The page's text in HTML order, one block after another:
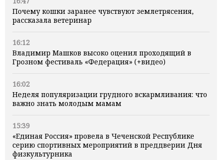
Почему кошки заранее чувствуют землетрясения,
рассказала ветеринар
16:12
Владимир Машков высоко оценил проходящий в
Грозном фестиваль «Федерация» (+видео)
16:02
Неделя популяризации грудного вскармливания: что
важно знать молодым мамам
15:39
«Единая Россия» провела в Чеченской Республике
серию спортивных мероприятий в преддверии Дня
физкультурника